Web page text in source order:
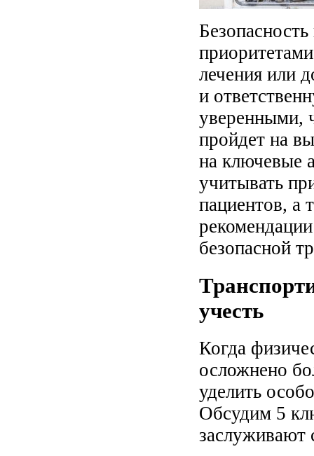
лечения или
и
уверенными,
пройдет на
на ключевые
учитывать
пациентов, а
безопасной
учесть
Когда
осложнено
уделить
Обсудим 5
заслуживают